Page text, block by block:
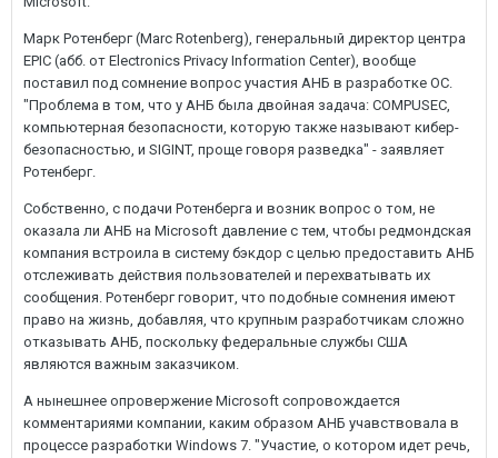
Марк Ротенберг (Marc Rotenberg), генеральный директор центра
EPIC (абб. от Electronics Privacy Information Center), вообще
поставил под сомнение вопрос участия АНБ в разработке ОС.
"Проблема в том, что у АНБ была двойная задача: COMPUSEC,
компьютерная безопасности, которую также называют кибер-
безопасностью, и SIGINT, проще говоря разведка" - заявляет
Ротенберг.
Собственно, с подачи Ротенберга и возник вопрос о том, не
оказала ли АНБ на Microsoft давление с тем, чтобы редмондская
компания встроила в систему бэкдор с целью предоставить АНБ
отслеживать действия пользователей и перехватывать их
сообщения. Ротенберг говорит, что подобные сомнения имеют
право на жизнь, добавляя, что крупным разработчикам сложно
отказывать АНБ, поскольку федеральные службы США
являются важным заказчиком.
А нынешнее опровержение Microsoft сопровождается
комментариями компании, каким образом АНБ учавствовала в
процессе разработки Windows 7. "Участие, о котором идет речь,